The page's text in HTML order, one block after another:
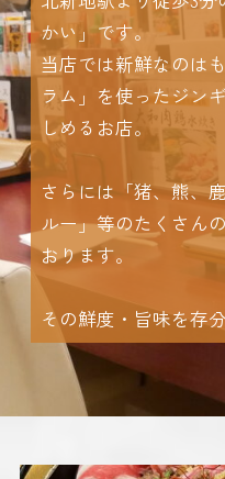
かい」です。
当店では新鮮なのは
ラム」を使ったジン
しめるお店。
さらには「猪、熊、
ルー」等のたくさん
おります。
その鮮度・旨味を存